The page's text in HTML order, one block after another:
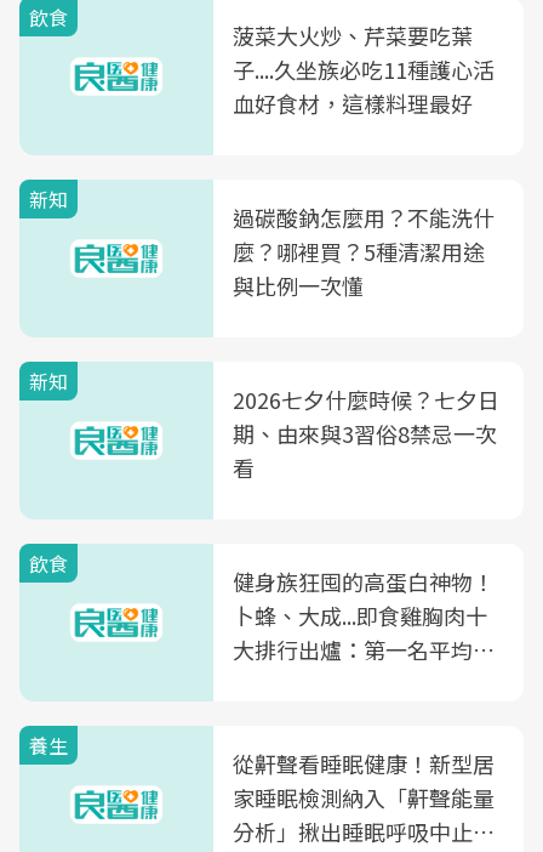
飲食
菠菜大火炒、芹菜要吃葉
子....久坐族必吃11種護心活
血好食材，這樣料理最好
新知
過碳酸鈉怎麼用？不能洗什
麼？哪裡買？5種清潔用途
與比例一次懂
新知
2026七夕什麼時候？七夕日
期、由來與3習俗8禁忌一次
看
飲食
健身族狂囤的高蛋白神物！
卜蜂、大成...即食雞胸肉十
大排行出爐：第一名平均一
養生
從鼾聲看睡眠健康！新型居
家睡眠檢測納入「鼾聲能量
分析」揪出睡眠呼吸中止症